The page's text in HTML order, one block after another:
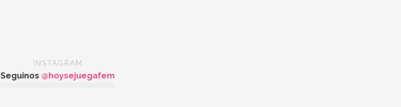
INSTAGRAM
Seguinos @hoysejuegafem